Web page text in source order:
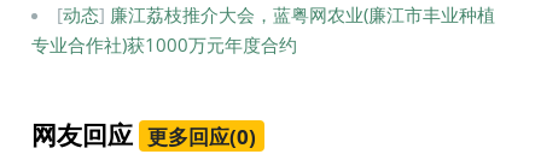
[动态] 廉江荔枝推介大会，蓝粤网农业(廉江市丰业种植
专业合作社)获1000万元年度合约
网友回应 更多回应(0)